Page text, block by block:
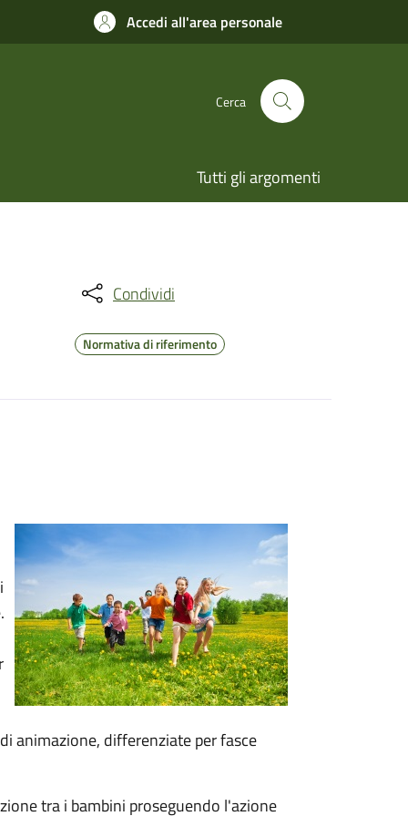
Accedi all'area personale
Cerca
Tutti gli argomenti
Condividi
Normativa di riferimento
animazione, differenziate per fasce
tra i bambini proseguendo l'azione